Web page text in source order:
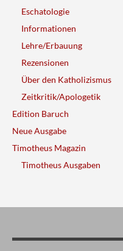
Eschatologie
Informationen
Lehre/Erbauung
Rezensionen
Über den Katholizismus
Zeitkritik/Apologetik
Edition Baruch
Neue Ausgabe
Timotheus Magazin
Timotheus Ausgaben